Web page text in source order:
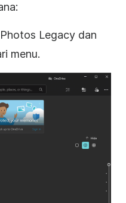
Legacy dan
menu.